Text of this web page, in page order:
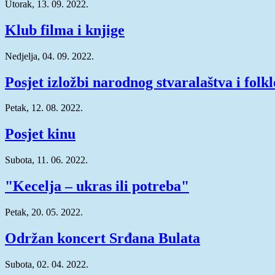
Utorak, 13. 09. 2022.
Klub filma i knjige
Nedjelja, 04. 09. 2022.
Posjet izložbi narodnog stvaralaštva i
Petak, 12. 08. 2022.
Posjet kinu
Subota, 11. 06. 2022.
"Kecelja – ukras ili potreba"
Petak, 20. 05. 2022.
Održan koncert Srđana Bulata
Subota, 02. 04. 2022.